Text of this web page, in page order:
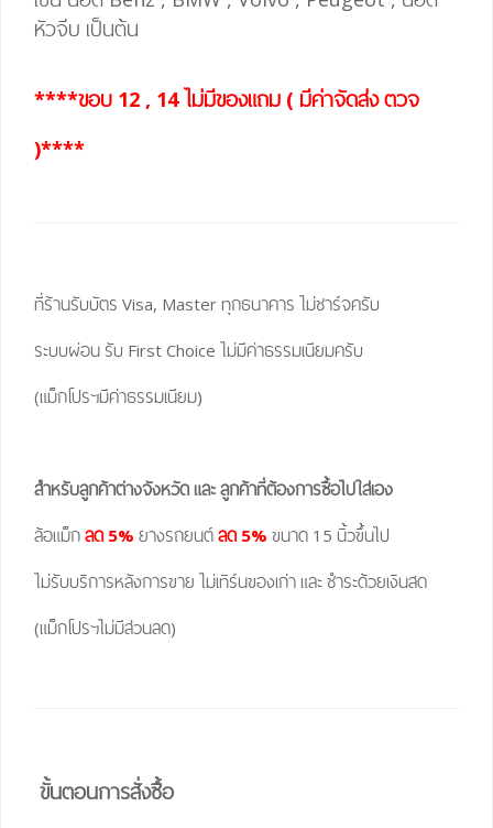
หัวจีบ เป็นต้น
****ขอบ 12 , 14 ไม่มีของแถม ( มีค่าจัดส่ง ตวจ
)****
ที่ร้านรับบัตร Visa, Master ทุกธนาคาร ไม่ชาร์จครับ
ระบบผ่อน รับ First Choice ไม่มีค่าธรรมเนียมครับ
(แม็กโปรฯมีค่าธรรมเนียม)
สำหรับลูกค้าต่างจังหวัด และ ลูกค้าที่ต้องการซื้อไปใส่เอง
ล้อแม็ก ลด 5% ยางรถยนต์ ลด 5% ขนาด 15 นิ้วขึ้นไป
ไม่รับบริการหลังการขาย ไม่เทิร์นของเก่า และ ชำระด้วยเงินสด
(แม็กโปรฯไม่มีส่วนลด)
ขั้นตอนการสั่งซื้อ